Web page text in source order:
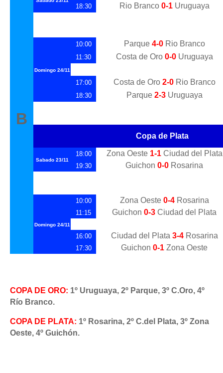
B
18:30 Rio Branco0-1Uruguaya
Domingo 24/11
10:00 Parque 4-0Rio Branco
11:30 Costa de Oro0-0Uruguaya
17:00 Costa de Oro 2-0Rio Branco
18:30 Parque 2-3Uruguaya
Copa de Plata
Sabado 23/11
18:00 Zona Oeste 1-1Ciudad del Plata
19:30 Guichon 0-0 Rosarina
Domingo 24/11
10:00 Zona Oeste0-4 Rosarina
11:15 Guichon 0-3 Ciudad del Plata
16:00 Ciudad del Plata 3-4Rosarina
17:30 Guichon 0-1 Zona Oeste
COPA DE ORO: 1º Uruguaya, 2º Parque, 3º C.Oro, 4º
Río Branco.
COPA DE PLATA: 1º Rosarina, 2º C.del Plata, 3º Zona
Oeste, 4º Guichón.